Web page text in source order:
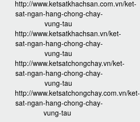
http://www.ketsatkhachsan.com.vn/ket-
sat-ngan-hang-chong-chay-
vung-tau
http://www.ketsatkhachsan.vn/ket-
sat-ngan-hang-chong-chay-
vung-tau
http://www.ketsatchongchay.vn/ket-
sat-ngan-hang-chong-chay-
vung-tau
http://www.ketsatchongchay.com.vn/ket-
sat-ngan-hang-chong-chay-
vung-tau